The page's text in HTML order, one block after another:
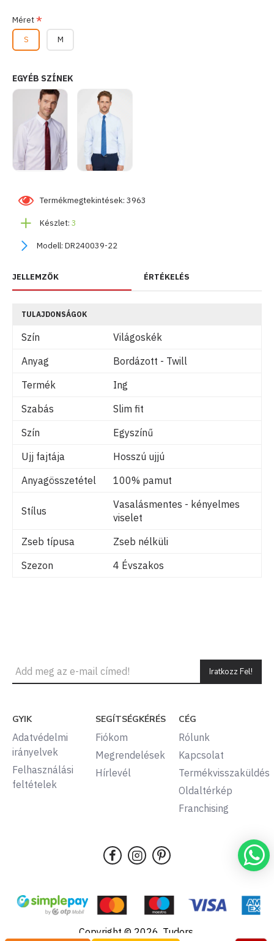
Készlet: 3
Modell: DR240039-22
Termékmegtekintések: 3963
Méret
S
M
EGYÉB SZÍNEK
JELLEMZŐK ÉRTÉKELÉS
TULAJDONSÁGOK
Szín
Világoskék
Anyag
Bordázott - Twill
Termék
Ing
Szabás
Slim fit
Szín
Egyszínű
Ujj fajtája
Hosszú ujjú
Anyagösszetétel
100% pamut
Stílus
Vasalásmentes - kényelmes
viselet
Zseb típusa
Zseb nélküli
Szezon
4 Évszakos
Iratkozz Fel!
GYIK
Adatvédelmi
irányelvek
Felhasználási
feltételek
SEGÍTSÉGKÉRÉS
Fiókom
Megrendelések
Hírlevél
CÉG
Rólunk
Kapcsolat
Termékvisszaküldés
Oldaltérkép
Franchising
Copyright © 2026, Tudors,